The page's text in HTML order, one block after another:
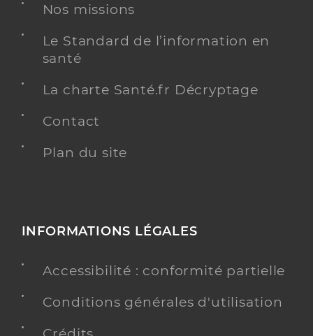
Nos missions
Le Standard de l’information en
santé
La charte Santé.fr Décryptage
Contact
Plan du site
INFORMATIONS LÉGALES
Accessibilité : conformité partielle
Conditions générales d'utilisation